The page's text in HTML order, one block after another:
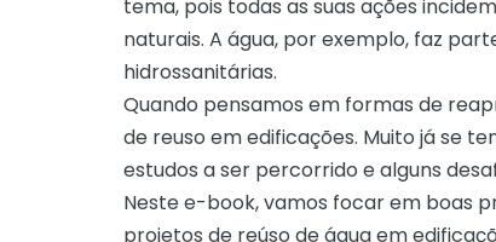
tema, pois todas as suas ações
naturais. A água, por exemplo, faz
hidrossanitárias.
Quando pensamos em formas de
de reuso em edificações. Muito já se
estudos a ser percorrido e alguns
Neste e-book, vamos focar em boas
projetos de reúso de água em